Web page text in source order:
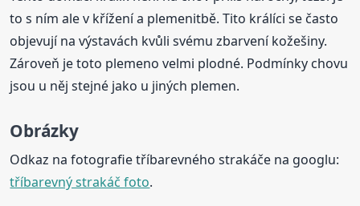
to s ním ale v křížení a plemenitbě. Tito králíci se často
objevují na výstavách kvůli svému zbarvení kožešiny.
Zároveň je toto plemeno velmi plodné. Podmínky chovu
jsou u něj stejné jako u jiných plemen.
Obrázky
Odkaz na fotografie tříbarevného strakáče na googlu:
tříbarevný strakáč foto.